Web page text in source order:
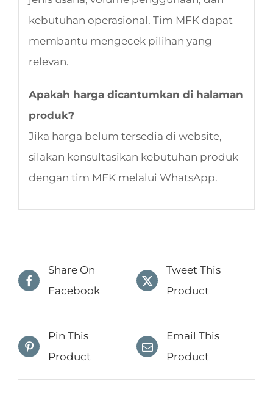
kebutuhan operasional. Tim MFK dapat
membantu mengecek pilihan yang
relevan.
Apakah harga dicantumkan di halaman
produk?
Jika harga belum tersedia di website,
silakan konsultasikan kebutuhan produk
dengan tim MFK melalui WhatsApp.
Share On
Facebook
Tweet This
Product
Pin This
Product
Email This
Product